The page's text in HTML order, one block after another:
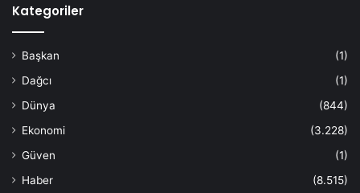
Kategoriler
Başkan
(1)
Dağcı
(1)
Dünya
(844)
Ekonomi
(3.228)
Güven
(1)
Haber
(8.515)